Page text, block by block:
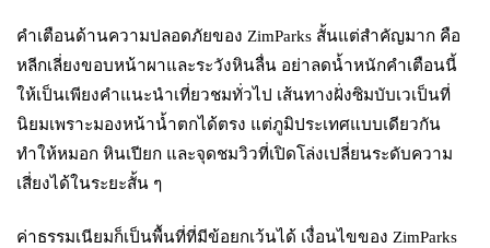
คำเตือนด้านความปลอดภัยของ ZimParks สั้นแต่สำคัญมาก คือ
หลีกเลี่ยงขอบหน้าผาและระวังหินลื่น อย่าลดน้ำหนักคำเตือนนี้
ให้เป็นเพียงคำแนะนำเที่ยวชมทั่วไป เส้นทางฝั่งซิมบับเวเป็นที่
นิยมเพราะมองหน้าน้ำตกได้ตรง แต่ภูมิประเทศแบบเดียวกัน
ทำให้หมอก หินเปียก และจุดชมวิวที่เปิดโล่งเปลี่ยนระดับความ
เสี่ยงได้ในระยะสั้น ๆ
ค่าธรรมเนียมก็เป็นพื้นที่ที่มีข้อยกเว้นได้ เงื่อนไขของ ZimParks